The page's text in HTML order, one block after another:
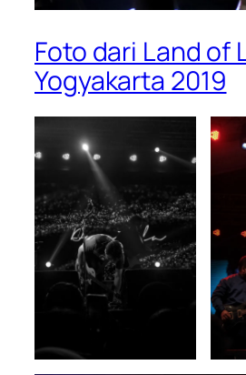
Foto dari Land of
Yogyakarta 2019